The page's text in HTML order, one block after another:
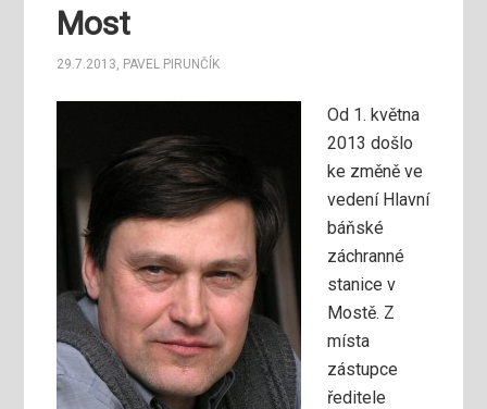
Most
29.7.2013, PAVEL PIRUNČÍK
Od 1. května
2013 došlo
ke změně ve
vedení Hlavní
báňské
záchranné
stanice v
Mostě. Z
místa
zástupce
ředitele